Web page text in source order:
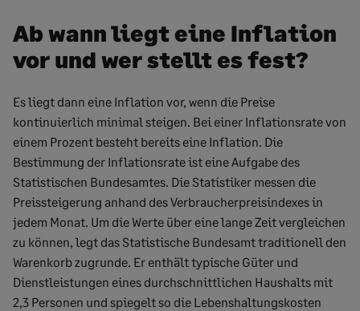
Ab wann liegt eine Inflation
vor und wer stellt es fest?
Es liegt dann eine Inflation vor, wenn die Preise
kontinuierlich minimal steigen. Bei einer Inflationsrate von
einem Prozent besteht bereits eine Inflation. Die
Bestimmung der Inflationsrate ist eine Aufgabe des
Statistischen Bundesamtes. Die Statistiker messen die
Preissteigerung anhand des Verbraucherpreisindexes in
jedem Monat. Um die Werte über eine lange Zeit vergleichen
zu können, legt das Statistische Bundesamt traditionell den
Warenkorb zugrunde. Er enthält typische Güter und
Dienstleistungen eines durchschnittlichen Haushalts mit
2,3 Personen und spiegelt so die Lebenshaltungskosten